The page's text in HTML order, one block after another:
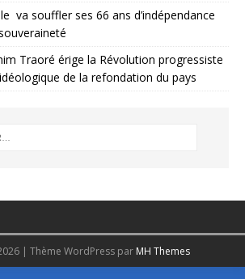
va souffler ses 66 ans d’indépendance
Traoré érige la Révolution progressiste
de la refondation du pays
| Thème WordPress par MH Themes